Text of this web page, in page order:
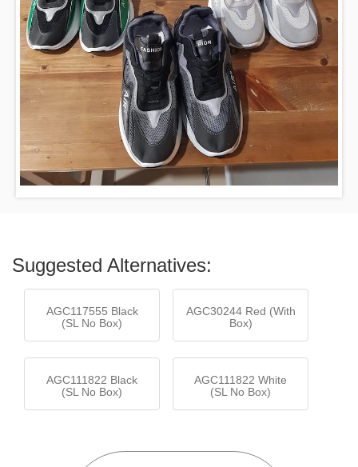
Suggested Alternatives:
AGC117555 Black
(SL No Box)
AGC30244 Red (With
Box)
AGC111822 Black
(SL No Box)
AGC111822 White
(SL No Box)